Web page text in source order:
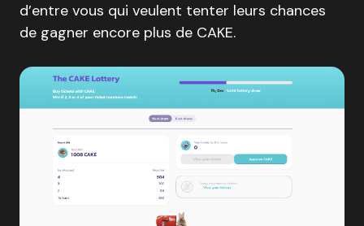
d’entre vous qui veulent tenter leurs chances
de gagner encore plus de CAKE.